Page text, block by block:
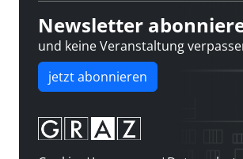
Newsletter
und keine Veranstaltung
jetzt abonnieren